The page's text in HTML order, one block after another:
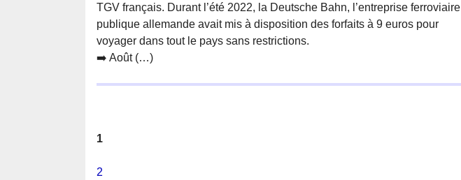
TGV français. Durant l’été 2022, la Deutsche Bahn, l’entreprise ferroviaire
publique allemande avait mis à disposition des forfaits à 9 euros pour
voyager dans tout le pays sans restrictions.
➡️ Août (…)
1
2